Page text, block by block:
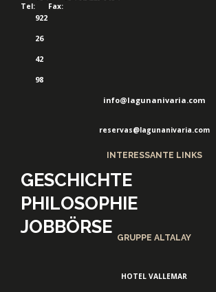
Tel:
922
26
42
98
Fax:
info@lagunanivaria.com
reservas@lagunanivaria.com
INTERESSANTE LINKS
GESCHICHTE
PHILOSOPHIE
JOBBÖRSE
GRUPPE ALTALAY
HOTEL VALLEMAR